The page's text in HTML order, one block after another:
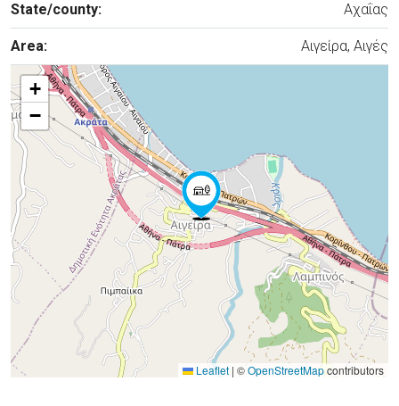
State/county: Αχαΐας
Area: Αιγείρα, Αιγές
+
−
Leaflet | ©OpenStreetMapcontributors